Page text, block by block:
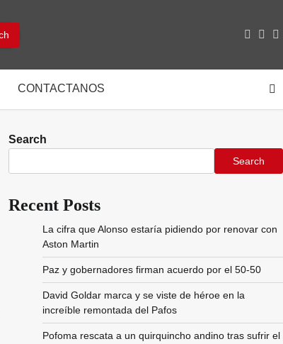
CONTACTANOS
Search
Search
Recent Posts
La cifra que Alonso estaría pidiendo por renovar con
Aston Martin
Paz y gobernadores firman acuerdo por el 50-50
David Goldar marca y se viste de héroe en la
increíble remontada del Pafos
Pofoma rescata a un quirquincho andino tras sufrir el